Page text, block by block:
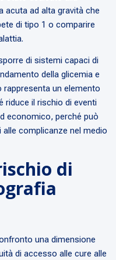
acuta ad alta gravità che
di tipo 1 o comparire
di sistemi capaci di
della glicemia e
rappresenta un elemento
riduce il rischio di eventi
economico, perché può
complicanze nel medio
di
una dimensione
di accesso alle cure alle